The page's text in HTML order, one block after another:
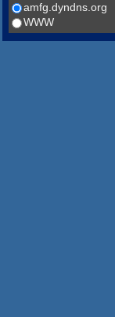
amfg.dyndns.org
WWW